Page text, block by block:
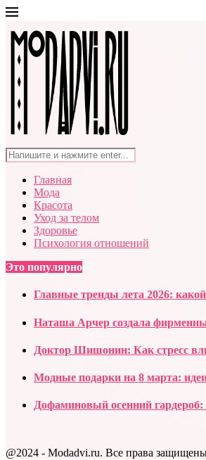
Главная
Мода
Красота
Уход за телом
Здоровье
Психология отношений
Это популярно
Главные тренды лета 2026:
Наташа Арчер создала
Доктор Шишонин: Как стресс
Модные подарки на 8 марта:
Дофаминовый осенний
@2024 - Modadvi.ru. Все права